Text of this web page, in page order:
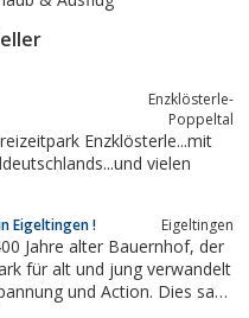
Enzklösterle-
Poppeltal
Enzklösterle...mit
vielen
Eigeltingen ! Eigeltingen
alter Bauernhof, der
für alt und jung verwandelt